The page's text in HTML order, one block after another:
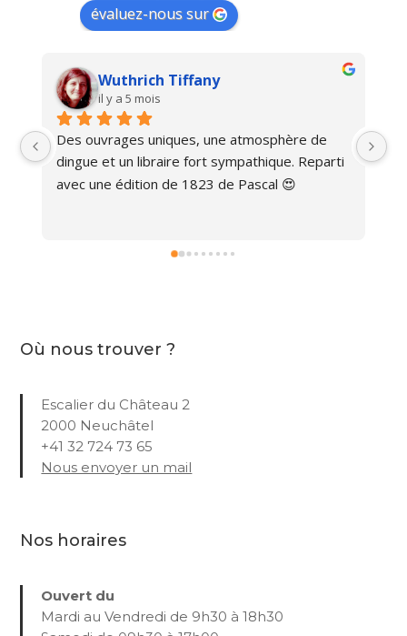
évaluez-nous sur
Wuthrich Tiffany
il y a 5 mois
Des ouvrages uniques, une atmosphère de
dingue et un libraire fort sympathique. Reparti
avec une édition de 1823 de Pascal 😍
Où nous trouver ?
Escalier du Château 2
2000 Neuchâtel
+41 32 724 73 65
Nous envoyer un mail
Nos horaires
Ouvert du
Mardi au Vendredi de 9h30 à 18h30